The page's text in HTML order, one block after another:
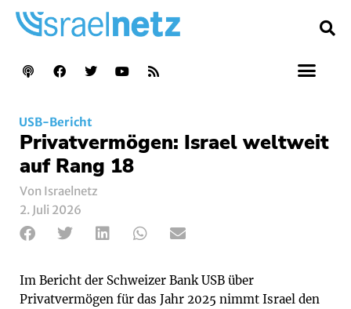
USB-Bericht
Privatvermögen: Israel weltweit
auf Rang 18
Von Israelnetz
2. Juli 2026
Im Bericht der Schweizer Bank USB über
Privatvermögen für das Jahr 2025 nimmt Israel den